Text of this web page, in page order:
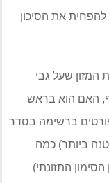
להפחית את הסיכון
המזון שעל גבי
, האם הוא בראש
ברשימה בסדר
ביותר) כמה
הסימון התזונתי)